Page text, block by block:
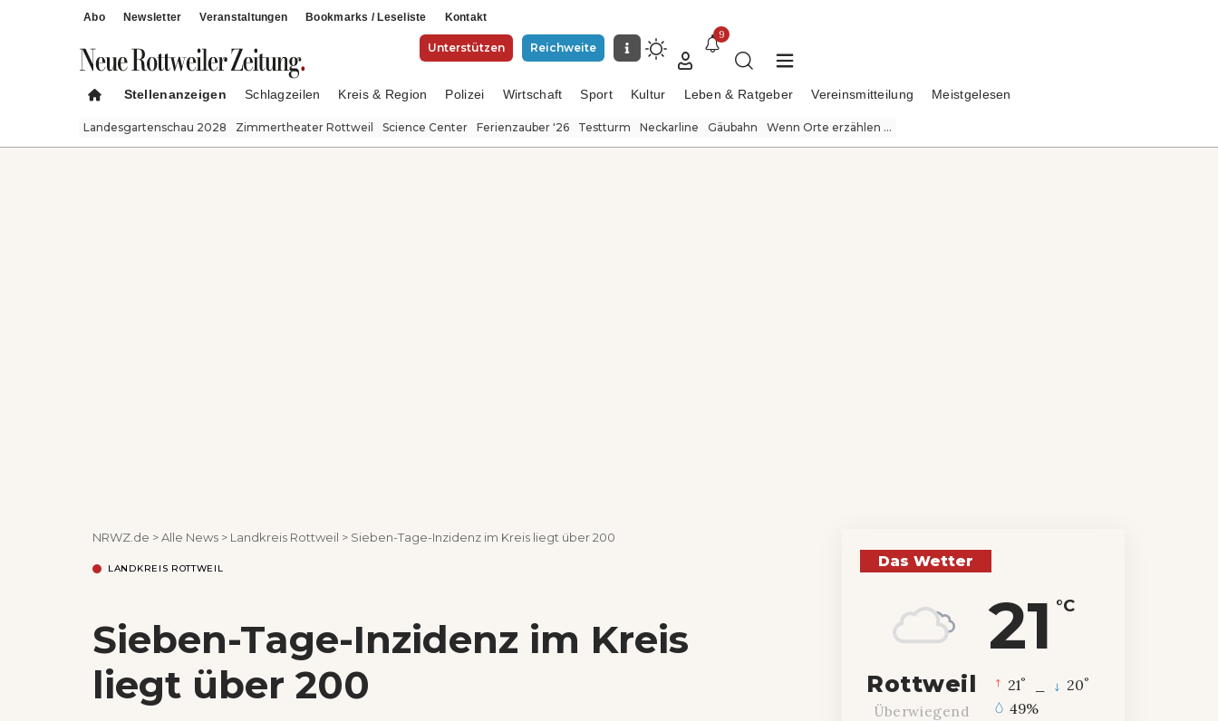
Abo Newsletter Veranstaltungen Bookmarks / Leseliste Kontakt
Unterstützen Reichweite
9
Stellenanzeigen Schlagzeilen Kreis & Region Polizei Wirtschaft Sport Kultur Leben & Ratgeber Vereinsmitteilung Meistgelesen
Landesgartenschau 2028 Zimmertheater Rottweil Science Center Ferienzauber '26 Testturm Neckarline Gäubahn Wenn Orte erzählen ...
NRWZ.de >Alle News > Landkreis Rottweil > Sieben-Tage-Inzidenz im Kreis liegt über 200
LANDKREIS ROTTWEIL
Sieben-Tage-Inzidenz im Kreis
liegt über 200
Das Wetter
21 °C
Rottweil
Überwiegend
21° 20°
49%